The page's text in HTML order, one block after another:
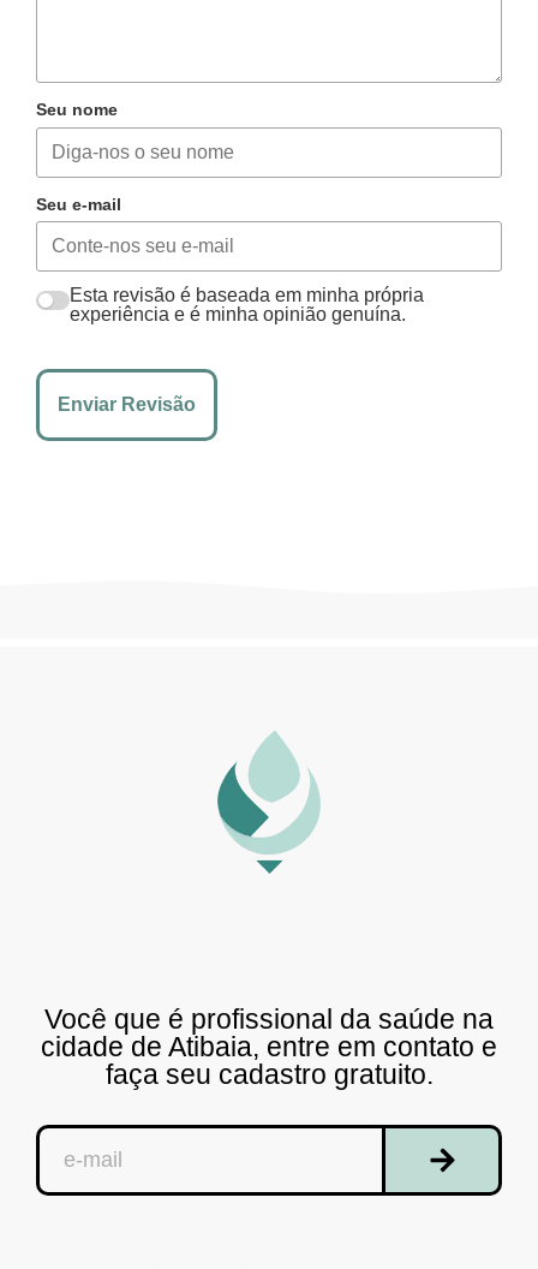
Seu nome
Seu e-mail
Esta revisão é baseada em minha própria
experiência e é minha opinião genuína.
Enviar Revisão
Você que é profissional da saúde na
cidade de Atibaia, entre em contato e
faça seu cadastro gratuito.